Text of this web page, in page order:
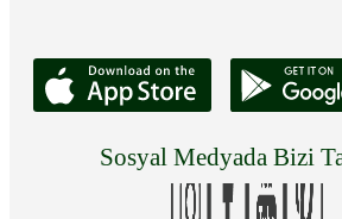
Sosyal Medyada Bizi